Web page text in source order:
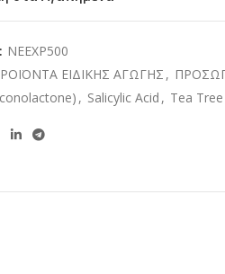
NEEXP500
ΕΙΔΙΚΗΣ ΑΓΩΓΗΣ ,
, Salicylic Acid , Tea